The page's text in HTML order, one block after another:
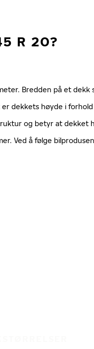
R 20?
Bredden på et
dekkets høyde i
og betyr at dekket
Ved å følge